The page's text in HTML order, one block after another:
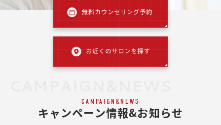
CAMPAIGN&NEWS
キャンペーン情報&お知らせ